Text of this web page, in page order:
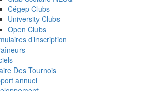
Cégep Clubs
University Clubs
Open Clubs
d’inscription
Des Tournois
annuel